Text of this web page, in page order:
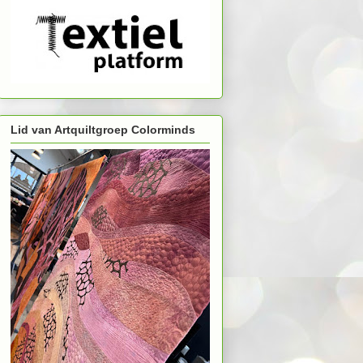
Lid van Artquiltgroep Colorminds